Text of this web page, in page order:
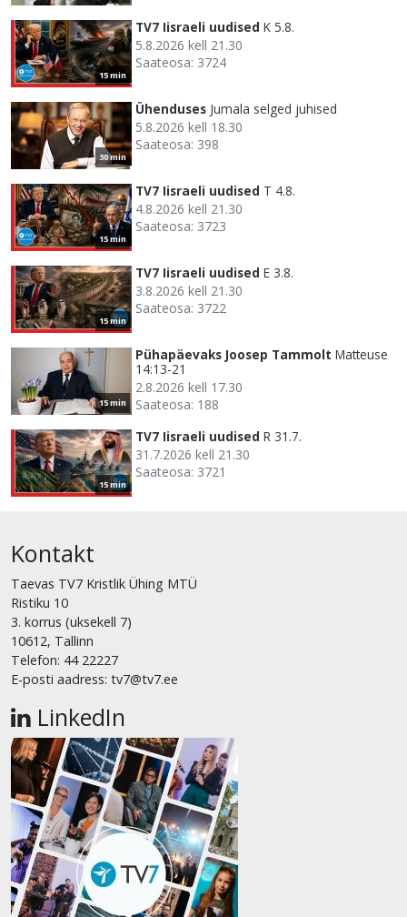
15 min
TV7 Iisraeli uudised K 5.8.
5.8.2026 kell 21.30
Saateosa: 3724
30 min
Ühenduses Jumala selged juhised
5.8.2026 kell 18.30
Saateosa: 398
15 min
TV7 Iisraeli uudised T 4.8.
4.8.2026 kell 21.30
Saateosa: 3723
15 min
TV7 Iisraeli uudised E 3.8.
3.8.2026 kell 21.30
Saateosa: 3722
15 min
Pühapäevaks Joosep Tammolt Matteuse
14:13-21
2.8.2026 kell 17.30
Saateosa: 188
15 min
TV7 Iisraeli uudised R 31.7.
31.7.2026 kell 21.30
Saateosa: 3721
Kontakt
Taevas TV7 Kristlik Ühing MTÜ
Ristiku 10
3. korrus (uksekell 7)
10612, Tallinn
Telefon: 44 22227
E-posti aadress: tv7@tv7.ee
LinkedIn